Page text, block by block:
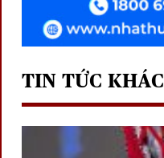
TIN TỨC KHÁC